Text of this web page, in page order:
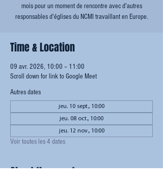
mois pour un moment de rencontre avec d'autres
responsables d'églises du NCMI travaillant en Europe.
Time & Location
09 avr. 2026, 10:00 – 11:00
Scroll down for link to Google Meet
Autres dates
jeu. 10 sept., 10:00
jeu. 08 oct., 10:00
jeu. 12 nov., 10:00
Voir toutes les 4 dates
About the event